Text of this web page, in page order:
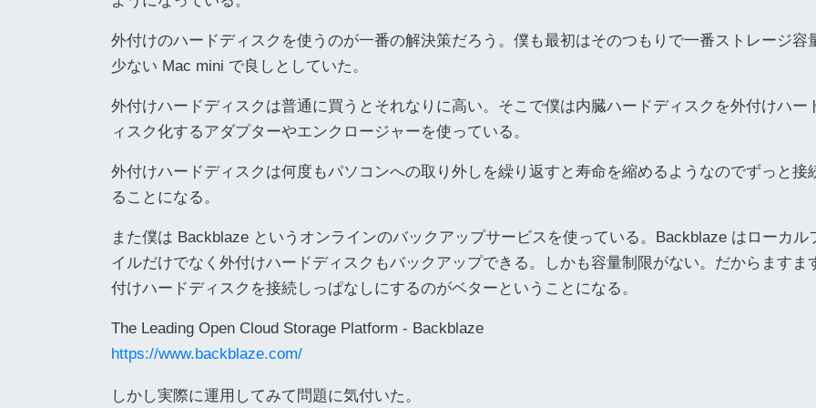
外付けのハードディスクを使うのが一番の解決策だろう。僕も最初はそのつもりで一番ストレージ容
少ない Mac mini で良しとしていた。
外付けハードディスクは普通に買うとそれなりに高い。そこで僕は内臓ハードディスクを外付けハー
ィスク化するアダプターやエンクロージャーを使っている。
外付けハードディスクは何度もパソコンへの取り外しを繰り返すと寿命を縮めるようなのでずっと接
ることになる。
また僕は Backblaze というオンラインのバックアップサービスを使っている。Backblaze はローカル
イルだけでなく外付けハードディスクもバックアップできる。しかも容量制限がない。だからますま
付けハードディスクを接続しっぱなしにするのがベターということになる。
The Leading Open Cloud Storage Platform - Backblaze
https://www.backblaze.com/
しかし実際に運用してみて問題に気付いた。